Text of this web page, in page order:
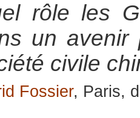
rôle les
un avenir
civile
Fossier, Paris,